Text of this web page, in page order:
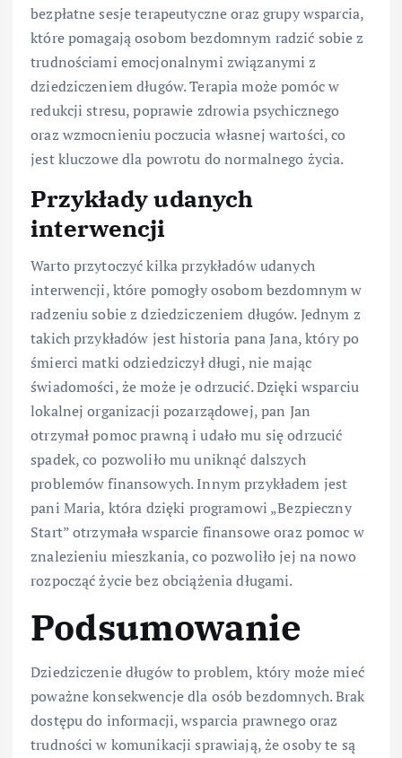
bezpłatne sesje terapeutyczne oraz grupy wsparcia,
które pomagają osobom bezdomnym radzić sobie z
trudnościami emocjonalnymi związanymi z
dziedziczeniem długów. Terapia może pomóc w
redukcji stresu, poprawie zdrowia psychicznego
oraz wzmocnieniu poczucia własnej wartości, co
jest kluczowe dla powrotu do normalnego życia.
Przykłady udanych
interwencji
Warto przytoczyć kilka przykładów udanych
interwencji, które pomogły osobom bezdomnym w
radzeniu sobie z dziedziczeniem długów. Jednym z
takich przykładów jest historia pana Jana, który po
śmierci matki odziedziczył długi, nie mając
świadomości, że może je odrzucić. Dzięki wsparciu
lokalnej organizacji pozarządowej, pan Jan
otrzymał pomoc prawną i udało mu się odrzucić
spadek, co pozwoliło mu uniknąć dalszych
problemów finansowych. Innym przykładem jest
pani Maria, która dzięki programowi „Bezpieczny
Start” otrzymała wsparcie finansowe oraz pomoc w
znalezieniu mieszkania, co pozwoliło jej na nowo
rozpocząć życie bez obciążenia długami.
Podsumowanie
Dziedziczenie długów to problem, który może mieć
poważne konsekwencje dla osób bezdomnych. Brak
dostępu do informacji, wsparcia prawnego oraz
trudności w komunikacji sprawiają, że osoby te są